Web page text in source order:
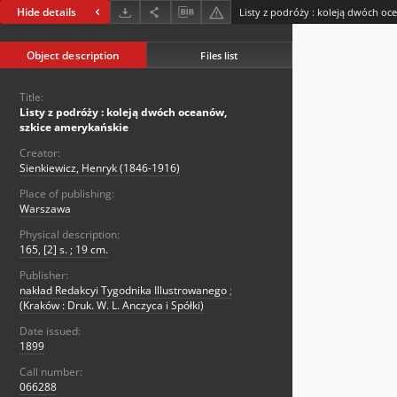
Hide details
Object description Files list
Title:
Listy z podróży : koleją dwóch oceanów,
szkice amerykańskie
Creator:
Sienkiewicz, Henryk (1846-1916)
Place of publishing:
Warszawa
Physical description:
165, [2] s. ; 19 cm.
Publisher:
nakład Redakcyi Tygodnika Illustrowanego ;
(Kraków : Druk. W. L. Anczyca i Spółki)
Date issued:
1899
Call number:
066288